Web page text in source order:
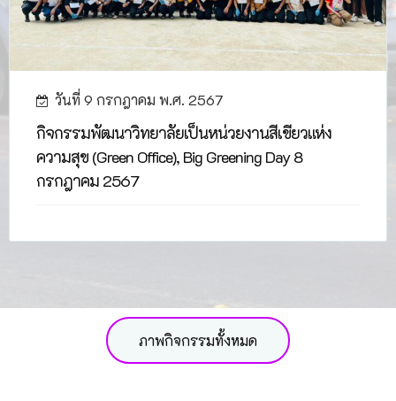
วันที่ 9 กรกฎาคม พ.ศ. 2567
กิจกรรมพัฒนาวิทยาลัยเป็นหน่วยงานสีเขียวแห่ง
ความสุข (Green Office), Big Greening Day 8
กรกฎาคม 2567
ภาพกิจกรรมทั้งหมด